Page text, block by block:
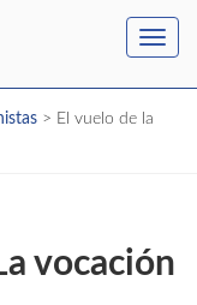
> El vuelo de la
vocación